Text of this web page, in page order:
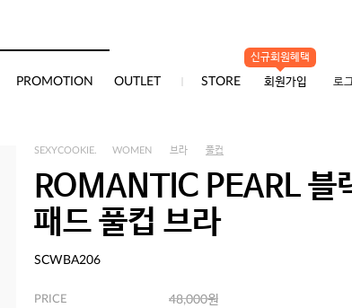
PROMOTION OUTLET STORE
신규회원혜택
회원가입 로
SEXYCOOKIE. WOMEN 브라 풀컵
ROMANTIC PEARL 블
패드 풀컵 브라
SCWBA206
PRICE 48,000원